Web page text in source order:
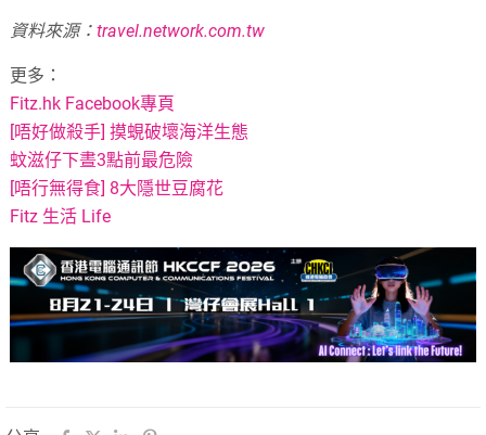
資料來源：travel.network.com.tw
更多：
Fitz.hk Facebook專頁
[唔好做殺手] 摸蜆破壞海洋生態
蚊滋仔下晝3點前最危險
[唔行無得食] 8大隱世豆腐花
Fitz 生活 Life